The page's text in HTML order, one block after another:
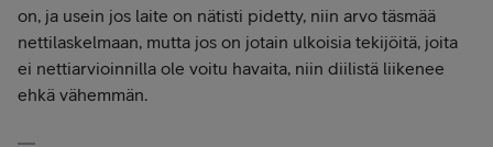
on, ja usein jos laite on nätisti pidetty, niin arvo täsmää
nettilaskelmaan, mutta jos on jotain ulkoisia tekijöitä, joita
ei nettiarvioinnilla ole voitu havaita, niin diilistä liikenee
ehkä vähemmän.